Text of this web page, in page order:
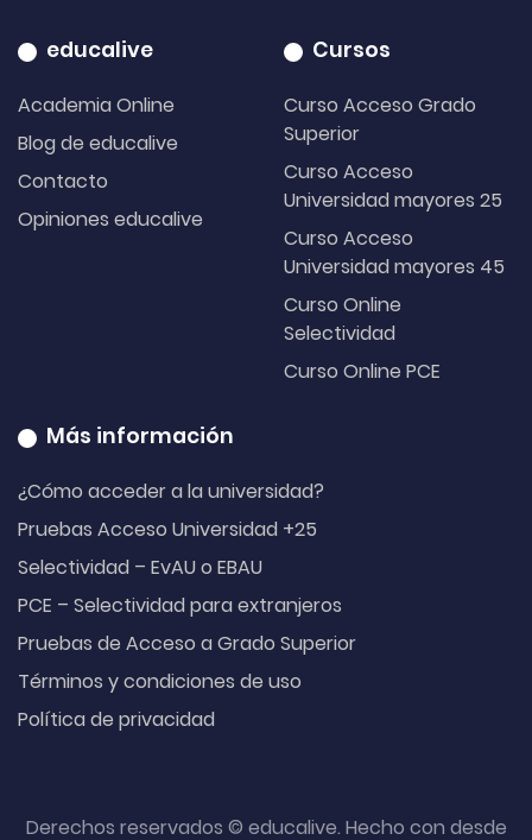
educalive
Academia Online
Blog de educalive
Contacto
Opiniones educalive
Cursos
Curso Acceso Grado
Superior
Curso Acceso
Universidad mayores 25
Curso Acceso
Universidad mayores 45
Curso Online
Selectividad
Curso Online PCE
Más información
¿Cómo acceder a la universidad?
Pruebas Acceso Universidad +25
Selectividad – EvAU o EBAU
PCE – Selectividad para extranjeros
Pruebas de Acceso a Grado Superior
Términos y condiciones de uso
Política de privacidad
Derechos reservados © educalive. Hecho con desde